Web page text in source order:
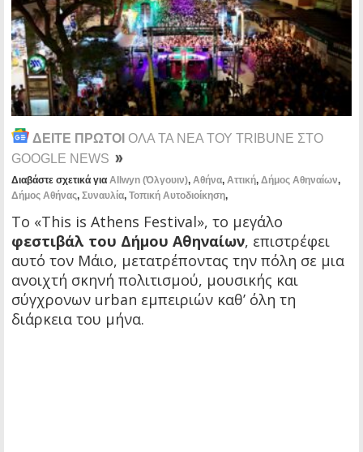
ΔΕΙΤΕ ΠΡΩΤΟΙ ΟΛΑ ΤΑ ΝΕΑ ΤΟΥ TRIBUNE ΣΤΟ
GOOGLE NEWS
Διαβάστε σχετικά για Allwyn (Όλγουιν), Αθήνα, Αττική, Δήμος Αθηναίων,
Δήμος Αθήνας, Συναυλία, Τοπική Αυτοδιοίκηση,
Το «This is Athens Festival», το μεγάλο
φεστιβάλ του Δήμου Αθηναίων, επιστρέφει
αυτό τον Μάιο, μετατρέποντας την πόλη σε μια
ανοιχτή σκηνή πολιτισμού, μουσικής και
σύγχρονων urban εμπειριών καθ’ όλη τη
διάρκεια του μήνα.